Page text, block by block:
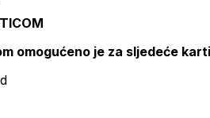
omogućeno je za sljedeće